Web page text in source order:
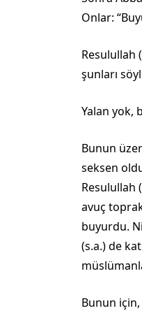
Onlar:
Resulullah
şunları
Yalan yok,
Bunun
seksen
Resulullah
avuç
buyurdu.
(s.a.) de
Bunun